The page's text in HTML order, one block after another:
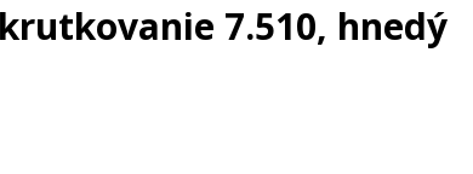
7.510, hnedý